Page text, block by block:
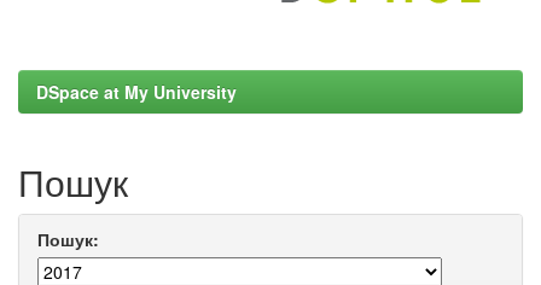
DSpace at My University
Пошук
Пошук: